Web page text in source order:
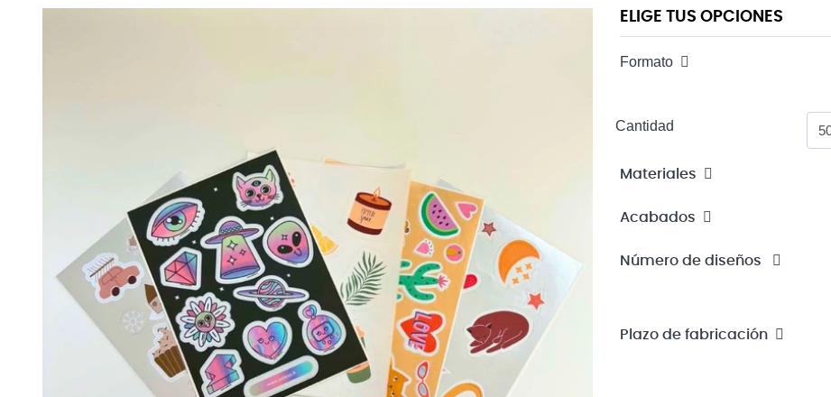
ELIGE TUS OPCIONES
Formato
Cantidad
Materiales
Acabados
Número de diseños
Plazo de fabricación